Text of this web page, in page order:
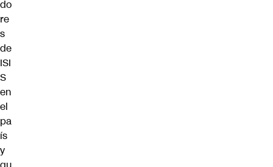
do
re
s
de
ISI
S
en
el
pa
ís
y